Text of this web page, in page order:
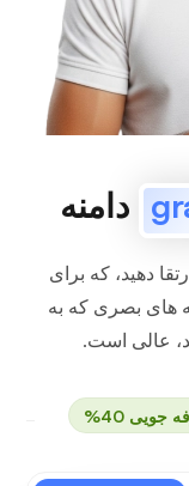
دامنه
دهید، که برای
های بصری که به
عالی است.
جویی 40%